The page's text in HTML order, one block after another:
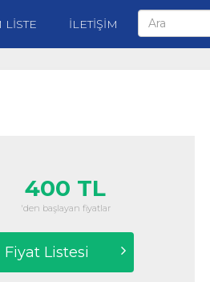
LİSTE İLETİŞİM
400 TL
'den başlayan fiyatlar
Fiyat Listesi